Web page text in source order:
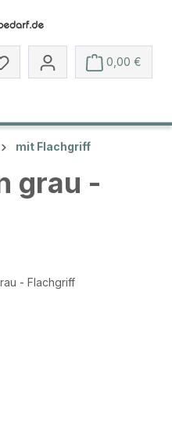
Du hast 0 Produkte auf dem
0,00 €
mit Flachgriff
grau -